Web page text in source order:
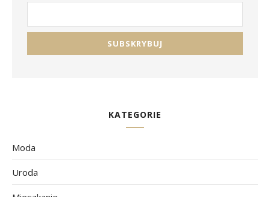
KATEGORIE
Moda
Uroda